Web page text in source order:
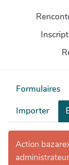
Aller au
Formulaires
Importer
Action